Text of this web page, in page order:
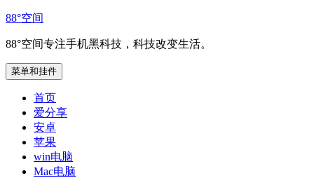
跳
内
容
88°空间
88°空间专注手机黑科技，科技改变生活。
菜单和挂件
首页
爱分享
安卓
苹果
win电脑
Mac电脑